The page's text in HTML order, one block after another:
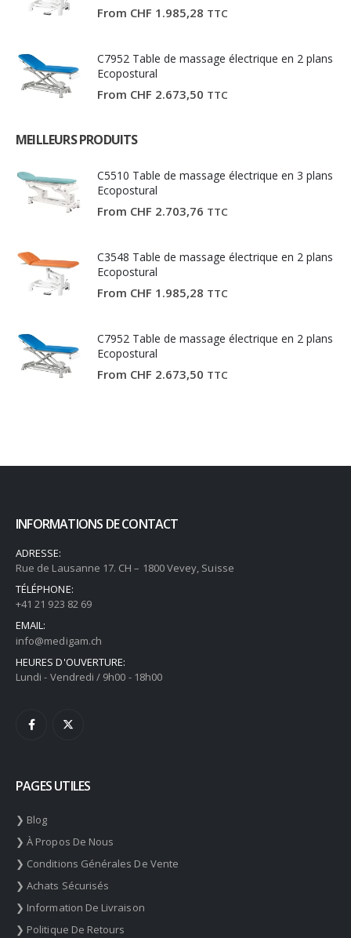
From CHF 1.985,28 TTC
C7952 Table de massage électrique en 2 plans
Ecopostural
From CHF 2.673,50 TTC
MEILLEURS PRODUITS
C5510 Table de massage électrique en 3 plans
Ecopostural
From CHF 2.703,76 TTC
C3548 Table de massage électrique en 2 plans
Ecopostural
From CHF 1.985,28 TTC
C7952 Table de massage électrique en 2 plans
Ecopostural
From CHF 2.673,50 TTC
INFORMATIONS DE CONTACT
ADRESSE:
Rue de Lausanne 17. CH – 1800 Vevey, Suisse
TÉLÉPHONE:
+41 21 923 82 69
EMAIL:
info@medigam.ch
HEURES D'OUVERTURE:
Lundi - Vendredi / 9h00 - 18h00
PAGES UTILES
❯ Blog
❯ À Propos De Nous
❯ Conditions Générales De Vente
❯ Achats Sécurisés
❯ Information De Livraison
❯ Politique De Retours